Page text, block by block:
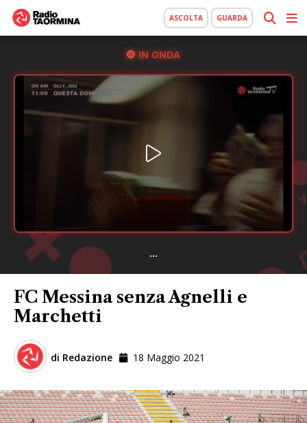
ASCOLTA GUARDA
IN ONDA
...
FC Messina senza Agnelli e
Marchetti
di Redazione 18 Maggio 2021